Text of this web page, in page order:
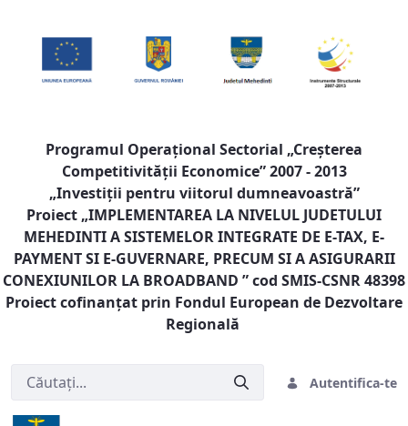
Programul Operaţional Sectorial „Creşterea
Competitivităţii Economice” 2007 - 2013
„Investiţii pentru viitorul dumneavoastră”
Proiect „IMPLEMENTAREA LA NIVELUL JUDETULUI
MEHEDINTI A SISTEMELOR INTEGRATE DE E-TAX, E-
PAYMENT SI E-GUVERNARE, PRECUM SI A ASIGURARII
CONEXIUNILOR LA BROADBAND ” cod SMIS-CSNR 48398
Proiect cofinanţat prin Fondul European de Dezvoltare
Regională
Autentifica-te